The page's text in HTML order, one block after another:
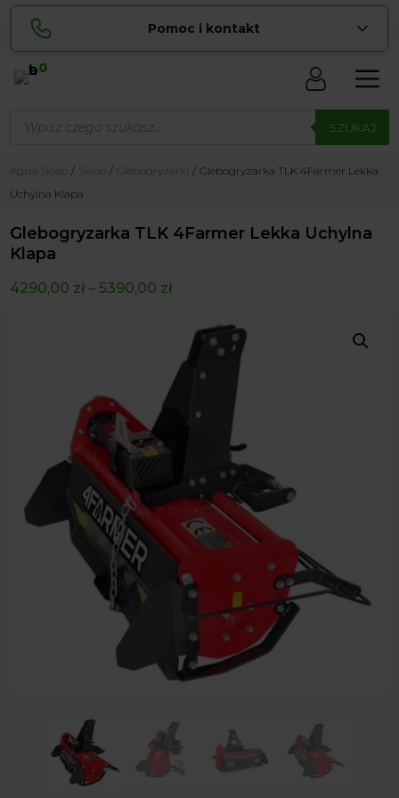
Pomoc i kontakt
Lucyna
pokaż numer
534 853 ... pokaż numer
biuro@ ... pokaż e-mail
0
produktów SZUKAJ
Agrol Sklep Sklep Glebogryzarki
Glebogryzarka TLK 4Farmer Lekka
Uchylna Klapa
Glebogryzarka TLK 4Farmer Lekka Uchylna
Klapa
4290,00 zł–5390,00 zł